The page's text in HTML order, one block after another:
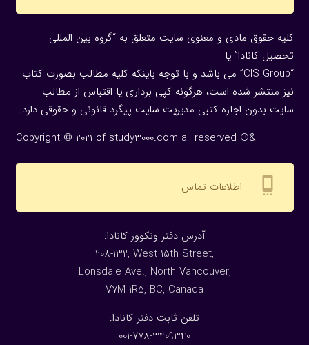
کلیه حقوق مادی و معنوی سایت متعلق به “گروه بین المللی
تحصیل کانادا” یا
“CIS Group” می باشد و با توجه باینکه کلیه مطالب بصورت کتاب
نیز منتشر شده است، هرگونه كپی برداری یا اقتباس از مطالب
سایت بدون اجازه كتبی مدیریت سایت پیگرد قانونی و حقوقی دارد.
Copyright © 2021 of study3000.com all reserved ®&
settings_cell اطلاعات تماس
:آدرس دفتر ونکوور کانادا
208-132, West 15th Street,
Lonsdale Ave., North Vancouver,
V7M 1R5, BC, Canada
:تلفن ثابت دفتر کانادا
001-778-3409340